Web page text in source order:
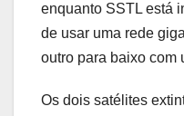
enquanto SSTL está
de usar uma rede
outro para baixo com
Os dois satélites